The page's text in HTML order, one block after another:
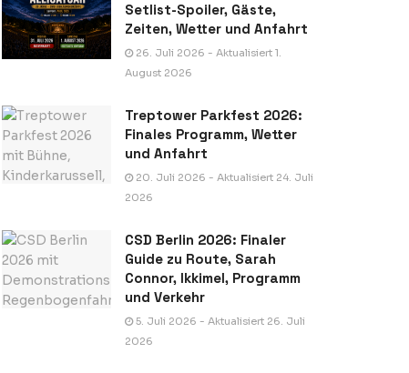
Setlist-Spoiler, Gäste,
Zeiten, Wetter und Anfahrt
26. Juli 2026 - Aktualisiert 1.
August 2026
Treptower Parkfest 2026:
Finales Programm, Wetter
und Anfahrt
20. Juli 2026 - Aktualisiert 24. Juli
2026
CSD Berlin 2026: Finaler
Guide zu Route, Sarah
Connor, Ikkimel, Programm
und Verkehr
5. Juli 2026 - Aktualisiert 26. Juli
2026